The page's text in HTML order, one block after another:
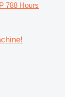
788 Hours